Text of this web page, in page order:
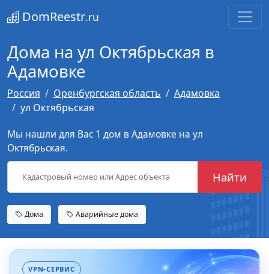
DomReestr.ru
Дома на ул Октябрьская в
Адамовке
Россия Оренбургская область
Адамовка
ул Октябрьская
Мы нашли для Вас 1 дом в Адамовке на ул
Октябрьская.
Найти
Дома Аварийные дома
VPN-СЕРВИС